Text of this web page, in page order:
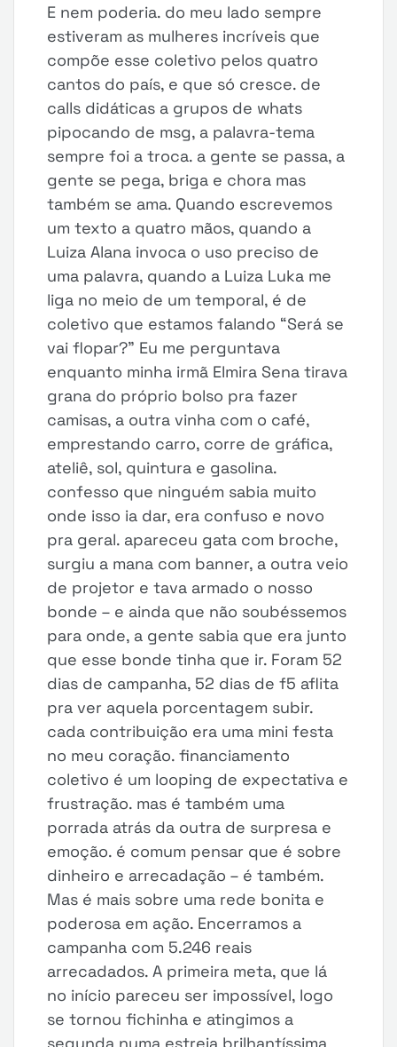
E nem poderia. do meu lado sempre
estiveram as mulheres incríveis que
compõe esse coletivo pelos quatro
cantos do país, e que só cresce. de
calls didáticas a grupos de whats
pipocando de msg, a palavra-tema
sempre foi a troca. a gente se passa, a
gente se pega, briga e chora mas
também se ama. Quando escrevemos
um texto a quatro mãos, quando a
Luiza Alana invoca o uso preciso de
uma palavra, quando a Luiza Luka me
liga no meio de um temporal, é de
coletivo que estamos falando “Será se
vai flopar?” Eu me perguntava
enquanto minha irmã Elmira Sena tirava
grana do próprio bolso pra fazer
camisas, a outra vinha com o café,
emprestando carro, corre de gráfica,
ateliê, sol, quintura e gasolina.
confesso que ninguém sabia muito
onde isso ia dar, era confuso e novo
pra geral. apareceu gata com broche,
surgiu a mana com banner, a outra veio
de projetor e tava armado o nosso
bonde – e ainda que não soubéssemos
para onde, a gente sabia que era junto
que esse bonde tinha que ir. Foram 52
dias de campanha, 52 dias de f5 aflita
pra ver aquela porcentagem subir.
cada contribuição era uma mini festa
no meu coração. financiamento
coletivo é um looping de expectativa e
frustração. mas é também uma
porrada atrás da outra de surpresa e
emoção. é comum pensar que é sobre
dinheiro e arrecadação – é também.
Mas é mais sobre uma rede bonita e
poderosa em ação. Encerramos a
campanha com 5.246 reais
arrecadados. A primeira meta, que lá
no início pareceu ser impossível, logo
se tornou fichinha e atingimos a